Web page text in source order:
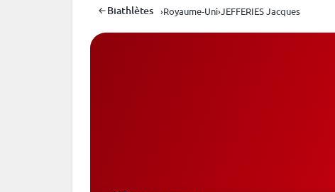
Biathlètes ›Royaume-Uni›JEFFERIES Jacques